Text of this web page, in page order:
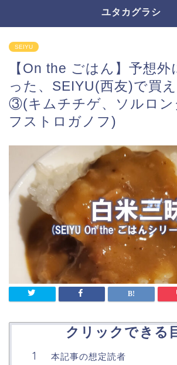
ユタカグラシ
SEIYU
【On the ごはん】予想外
った、SEIYU(西友)で買
③(キムチチゲ、ソルロン
フストロガノフ)
クリックできる
本記事の想定読者